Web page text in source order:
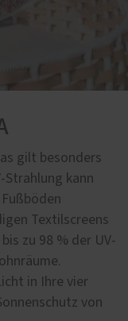
gilt besonders
Strahlung kann
Textilscreens
zu 98 % der UV-
in Ihre vier
von